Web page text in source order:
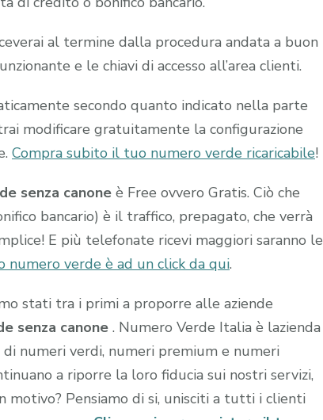
al termine dalla procedura andata a buon
e le chiavi di accesso all’area clienti.
secondo quanto indicato nella parte
modificare gratuitamente la configurazione
Compra subito il tuo numero verde ricaricabile!
senza canone è Free ovvero Gratis. Ciò che
bancario) è il traffico, prepagato, che verrà
E più telefonate ricevi maggiori saranno le
numero verde è ad un click da qui.
stati tra i primi a proporre alle aziende
senza canone . Numero Verde Italia è lazienda
numeri verdi, numeri premium e numeri
a riporre la loro fiducia sui nostri servizi,
motivo? Pensiamo di si, unisciti a tutti i clienti